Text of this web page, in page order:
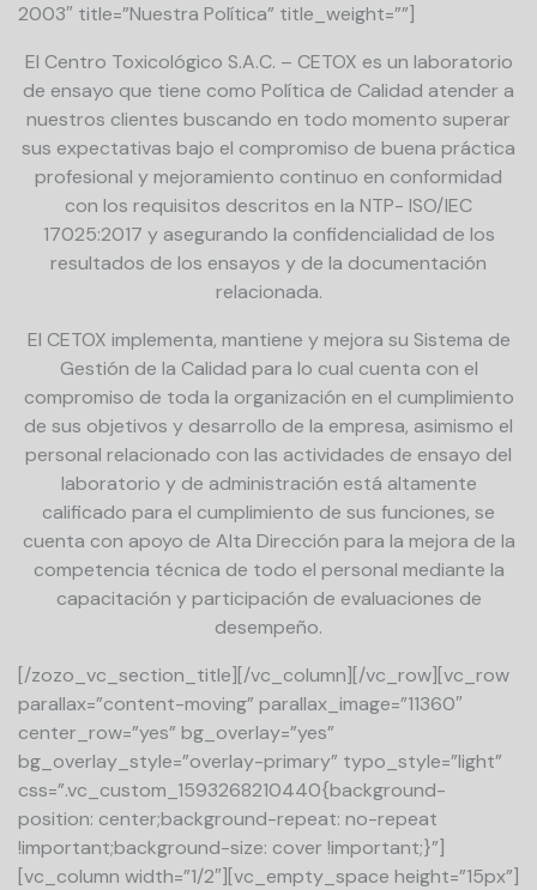
2003″ title=”Nuestra Política” title_weight=””]
El Centro Toxicológico S.A.C. – CETOX es un laboratorio
de ensayo que tiene como Política de Calidad atender a
nuestros clientes buscando en todo momento superar
sus expectativas bajo el compromiso de buena práctica
profesional y mejoramiento continuo en conformidad
con los requisitos descritos en la NTP- ISO/IEC
17025:2017 y asegurando la confidencialidad de los
resultados de los ensayos y de la documentación
relacionada.
El CETOX implementa, mantiene y mejora su Sistema de
Gestión de la Calidad para lo cual cuenta con el
compromiso de toda la organización en el cumplimiento
de sus objetivos y desarrollo de la empresa, asimismo el
personal relacionado con las actividades de ensayo del
laboratorio y de administración está altamente
calificado para el cumplimiento de sus funciones, se
cuenta con apoyo de Alta Dirección para la mejora de la
competencia técnica de todo el personal mediante la
capacitación y participación de evaluaciones de
desempeño.
[/zozo_vc_section_title][/vc_column][/vc_row][vc_row
parallax=”content-moving” parallax_image=”11360″
center_row=”yes” bg_overlay=”yes”
bg_overlay_style=”overlay-primary” typo_style=”light”
css=”.vc_custom_1593268210440{background-
position: center;background-repeat: no-repeat
!important;background-size: cover !important;}”]
[vc_column width=”1/2″][vc_empty_space height=”15px”]